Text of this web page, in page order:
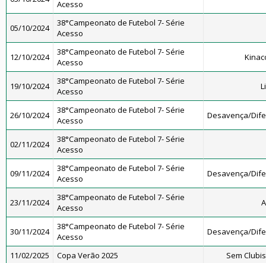
Acesso
05/10/2024
38°Campeonato de Futebol 7- Série
Acesso
12/10/2024
38°Campeonato de Futebol 7- Série
Acesso
19/10/2024
38°Campeonato de Futebol 7- Série
Acesso
26/10/2024
38°Campeonato de Futebol 7- Série
Acesso
Desavença/
02/11/2024
38°Campeonato de Futebol 7- Série
Acesso
09/11/2024
38°Campeonato de Futebol 7- Série
Acesso
Desavença/
23/11/2024
38°Campeonato de Futebol 7- Série
Acesso
30/11/2024
38°Campeonato de Futebol 7- Série
Acesso
Desavença/
11/02/2025 Copa Verão 2025
Sem